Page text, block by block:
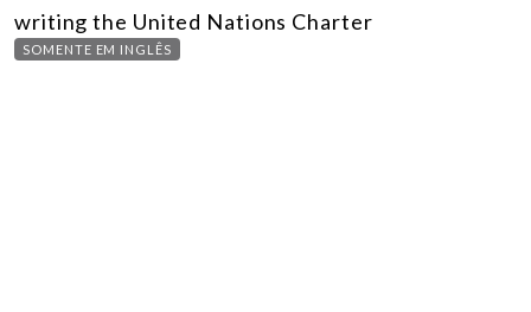
writing the United Nations Charter
SOMENTE EM INGLÊS